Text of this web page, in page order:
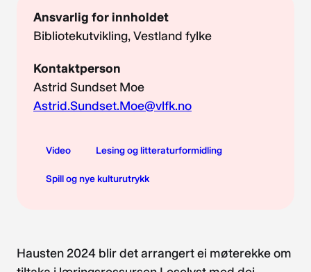
Ansvarlig for innholdet
Bibliotekutvikling, Vestland fylke
Kontaktperson
Astrid Sundset Moe
Astrid.Sundset.Moe@vlfk.no
Video Lesing og litteraturformidling
Spill og nye kulturutrykk
Hausten 2024 blir det arrangert ei møterekke om